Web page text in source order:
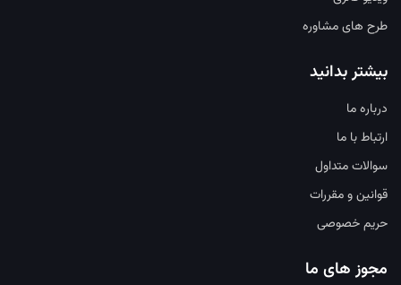
طرح های مشاوره
بیشتر بدانید
درباره ما
ارتباط با ما
سوالات متداول
قوانین و مقررات
حریم خصوصی
مجوز های ما